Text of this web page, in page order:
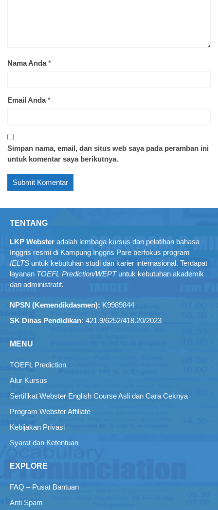
Nama Anda*
Email Anda*
Simpan nama, email, dan situs web saya pada peramban ini
untuk komentar saya berikutnya.
TENTANG
LKP Webster adalah lembaga kursus dan pelatihan bahasa
Inggris resmi di Kampung Inggris Pare berfokus program
IELTS untuk kebutuhan studi dan karier internasional. Terdapat
layanan TOEFL Prediction/WEPTuntuk kebutuhan akademik
dan administratif.
NPSN (Kemendikdasmen): K9989844
SK Dinas Pendidikan: 421.9/6252/418.20/2023
MENU
TOEFL Prediction
Alur Kursus
Sertifikat Webster English Course Asli dan Cara Ceknya
Program Webster Affiliate
Kebijakan Privasi
Syarat dan Ketentuan
EXPLORE
FAQ – Pusat Bantuan
Anti Spam